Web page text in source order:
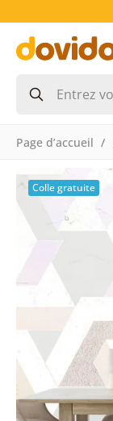
Page d’accueil
Colle gratuite